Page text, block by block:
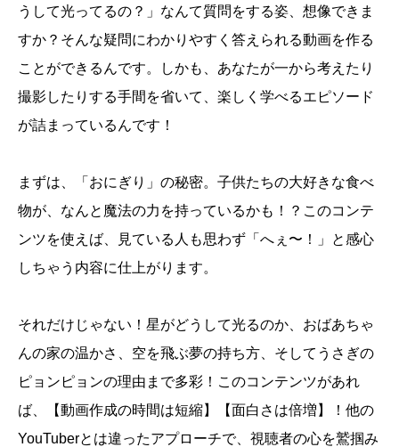
うして光ってるの？」なんて質問をする姿、想像できま
すか？そんな疑問にわかりやすく答えられる動画を作る
ことができるんです。しかも、あなたが一から考えたり
撮影したりする手間を省いて、楽しく学べるエピソード
が詰まっているんです！
まずは、「おにぎり」の秘密。子供たちの大好きな食べ
物が、なんと魔法の力を持っているかも！？このコンテ
ンツを使えば、見ている人も思わず「へぇ〜！」と感心
しちゃう内容に仕上がります。
それだけじゃない！星がどうして光るのか、おばあちゃ
んの家の温かさ、空を飛ぶ夢の持ち方、そしてうさぎの
ピョンピョンの理由まで多彩！このコンテンツがあれ
ば、【動画作成の時間は短縮】【面白さは倍増】！他の
YouTuberとは違ったアプローチで、視聴者の心を鷲掴み